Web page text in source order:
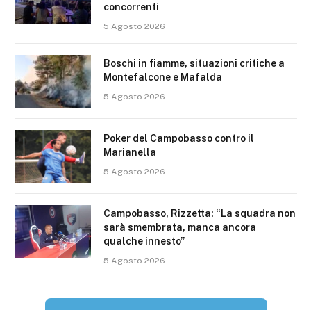
concorrenti
5 Agosto 2026
Boschi in fiamme, situazioni critiche a
Montefalcone e Mafalda
5 Agosto 2026
Poker del Campobasso contro il
Marianella
5 Agosto 2026
Campobasso, Rizzetta: “La squadra non
sarà smembrata, manca ancora
qualche innesto”
5 Agosto 2026